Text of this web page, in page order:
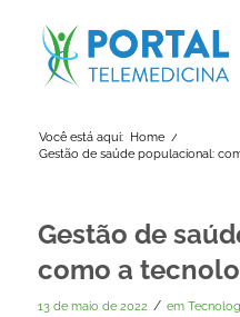
Você está aqui: Home /
Gestão de saúde populacional:
Gestão de
como a
13 de maio de 2022 / em